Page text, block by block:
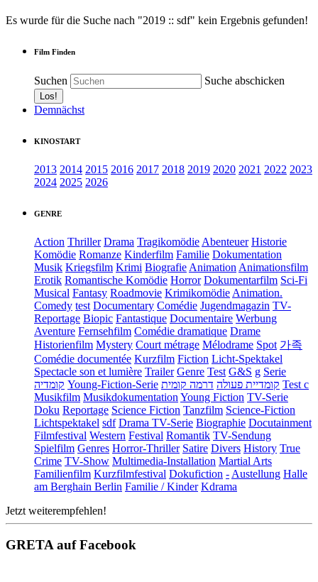
Es wurde für die Suche nach "2019 :: sdf" kein Ergebnis gefunden!
Film Finden
Suchen Suche abschicken
Demnächst
KINOSTART
2013 2014 2015 2016 2017 2018 2019 2020 2021 2022 2023
2024 2025 2026
GENRE
Action Thriller Drama Tragikomödie Abenteuer Historie
Komödie Romanze Kinderfilm Familie Dokumentation
Musik Kriegsfilm Krimi Biografie Animation Animationsfilm
Erotik Romantische Komödie Horror Dokumentarfilm Sci-Fi
Musical Fantasy Roadmovie Krimikomödie Animation.
Comedy test Documentary Comédie Jugendmagazin TV-
Reportage Biopic Fantastique Documentaire Werbung
Aventure Fernsehfilm Comédie dramatique Drame
Historienfilm Mystery Court métrage Mélodrame Spot 가족
Comédie documentée Kurzfilm Fiction Licht-Spektakel
Spectacle son et lumière Trailer Genre Test G&S g Serie
קומדיה Young-Fiction-Serie קומדיית פעולה דרמה קומית
Test c
Musikfilm Musikdokumentation Young Fiction TV-Serie
Doku Reportage Science Fiction Tanzfilm Science-Fiction
Lichtspektakel sdf Drama TV-Serie Biographie Docutainment
Filmfestival Western Festival Romantik TV-Sendung
Spielfilm Genres Horror-Thriller Satire Divers History True
Crime TV-Show Multimedia-Installation Martial Arts
Familienfilm Kurzfilmfestival Dokufiction - Austellung Halle
am Berghain Berlin Familie / Kinder Kdrama
Jetzt weiterempfehlen!
GRETA auf Facebook